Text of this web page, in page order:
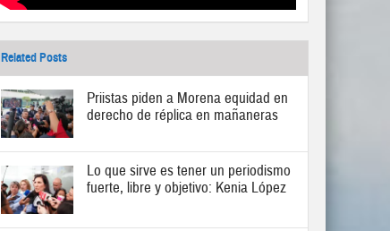
Related Posts
Priistas piden a Morena equidad en
derecho de réplica en mañaneras
Lo que sirve es tener un periodismo
fuerte, libre y objetivo: Kenia López